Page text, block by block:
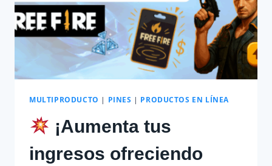
MULTIPRODUCTO | PINES | PRODUCTOS EN LÍNEA
¡Aumenta tus
ingresos ofreciendo